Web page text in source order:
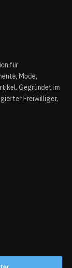
für
Mode,
Gegründet im
Freiwilliger,